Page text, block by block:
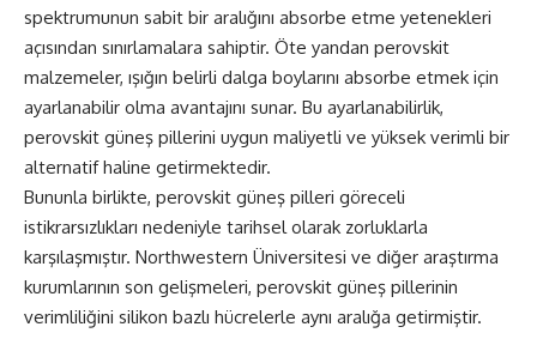
spektrumunun sabit bir aralığını absorbe etme yetenekleri
açısından sınırlamalara sahiptir. Öte yandan perovskit
malzemeler, ışığın belirli dalga boylarını absorbe etmek için
ayarlanabilir olma avantajını sunar. Bu ayarlanabilirlik,
perovskit güneş pillerini uygun maliyetli ve yüksek verimli bir
alternatif haline getirmektedir.
Bununla birlikte, perovskit güneş pilleri göreceli
istikrarsızlıkları nedeniyle tarihsel olarak zorluklarla
karşılaşmıştır. Northwestern Üniversitesi ve diğer araştırma
kurumlarının son gelişmeleri, perovskit güneş pillerinin
verimliliğini silikon bazlı hücrelerle aynı aralığa getirmiştir.